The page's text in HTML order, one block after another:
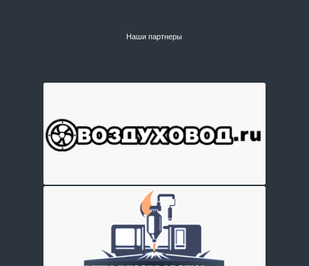
Наши партнеры